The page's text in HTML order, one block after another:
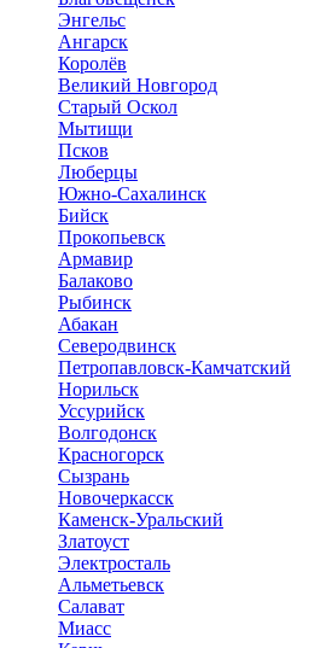
Энгельс
Ангарск
Королёв
Великий Новгород
Старый Оскол
Мытищи
Псков
Люберцы
Южно-Сахалинск
Бийск
Прокопьевск
Армавир
Балаково
Рыбинск
Абакан
Северодвинск
Петропавловск-Камчатский
Норильск
Уссурийск
Волгодонск
Красногорск
Сызрань
Новочеркасск
Каменск-Уральский
Златоуст
Электросталь
Альметьевск
Салават
Миасс